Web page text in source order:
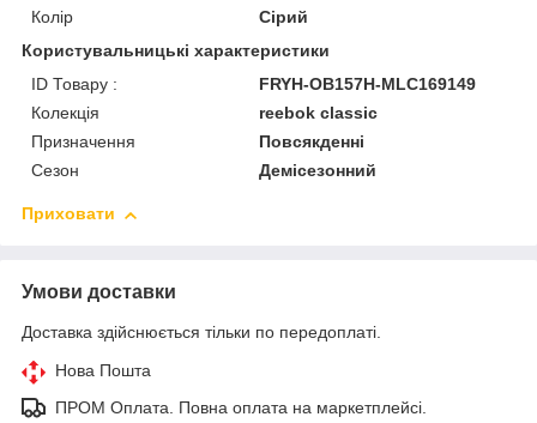
Колір
Сірий
Користувальницькі характеристики
ID Товару :
FRYH-OB157H-MLC169149
Колекція
reebok classic
Призначення
Повсякденні
Сезон
Демісезонний
Приховати
Умови доставки
Доставка здійснюється тільки по передоплаті.
Нова Пошта
ПРОМ Оплата. Повна оплата на маркетплейсі.